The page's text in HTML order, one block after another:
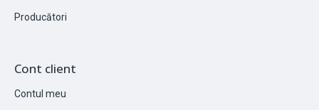
Producători
Cont client
Contul meu